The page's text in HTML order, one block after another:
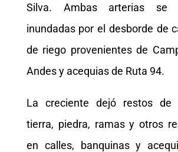
Silva. Ambas arterias se
inundadas por el desborde de
de riego provenientes de
Andes y acequias de Ruta 94.
La creciente dejó restos de
tierra, piedra, ramas y otros
en calles, banquinas y